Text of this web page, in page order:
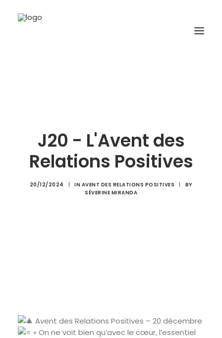
Ressources
Contact
J20 - L'Avent des
Relations Positives
20/12/2024 | IN AVENT DES RELATIONS POSITIVES |
BY
SÉVERINE MIRANDA
Avent des Relations Positives – 20 décembre
« On ne voit bien qu’avec le cœur, l’essentiel